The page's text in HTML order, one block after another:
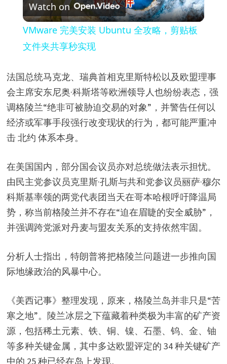
l
y
V
d
e
o
Watch on
VMware 完美安装 Ubuntu 全攻略，剪贴板
文件夹共享秒实现
法国总统马克龙、瑞典首相克里斯特松以及欧盟理事
会主席安东尼奥·科斯塔等欧洲领导人也纷纷表态，强
调格陵兰“绝非可被胁迫交易的对象”，并警告任何以
经济或军事手段强行改变现状的行为，都可能严重冲
击 北约 体系本身。
在美国国内，部分国会议员亦对总统做法表示担忧。
由民主党参议员克里斯·孔斯与共和党参议员丽萨·穆尔
科斯基率领的两党代表团当天在哥本哈根呼吁降温局
势，称当前格陵兰并不存在“迫在眉睫的安全威胁”，
并强调跨党派对丹麦与盟友关系的支持依然牢固。
分析人士指出，特朗普将把格陵兰问题进一步推向国
际地缘政治的风暴中心。
《美西记事》整理发现，原来，格陵兰岛并非只是“苦
寒之地”。陵兰冰层之下蕴藏着种类极为丰富的矿产资
源，包括稀土元素、铁、铜、镍、石墨、钨、金、铀
等多种关键金属，其中多达欧盟评定的 34 种关键矿产
中的 25 种已经在岛上发现。